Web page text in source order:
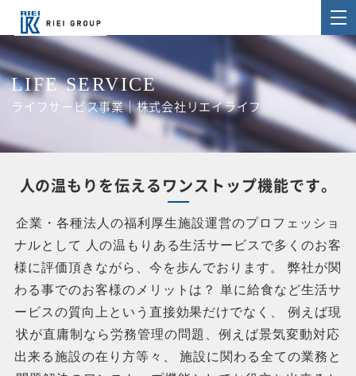
LIFE SERVICE
ライフサービス事業｜株式会社リエイライフ
人の温もりを伝えるワンストップ機能です。
企業・各種法人の福利厚生施設運営のプロフェッショ
ナルとして
人の温もりある生活サービスで多くのお客
様に評価頂きながら、今を歩んでおります。弊社が関
わる事でのお客様のメリットは？単に給食など生活サ
ービスの質向上という直接効果だけでなく、
例えば現
状が直庸制なら労務管理の問題、例えば景気変動対応
出来る施設の在り方等々、
施設に関わる全ての業務と